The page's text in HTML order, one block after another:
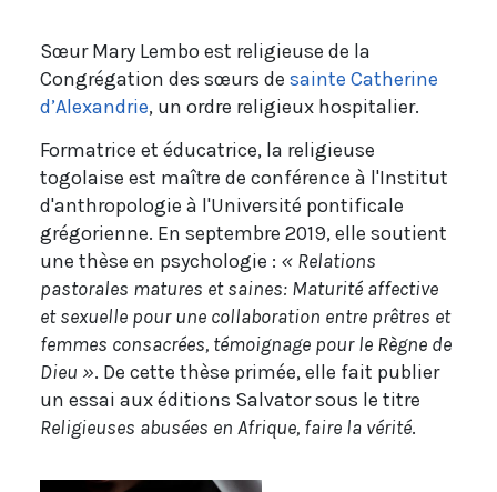
Sœur Mary Lembo est religieuse de la
Congrégation des sœurs de sainte Catherine
d’Alexandrie, un ordre religieux hospitalier.
Formatrice et éducatrice, la religieuse
togolaise est maître de conférence à l'Institut
d'anthropologie à l'Université pontificale
grégorienne. En septembre 2019, elle soutient
une thèse en psychologie : « Relations
pastorales matures et saines: Maturité affective
et sexuelle pour une collaboration entre prêtres et
femmes consacrées, témoignage pour le Règne de
Dieu ». De cette thèse primée, elle fait publier
un essai aux éditions Salvator sous le titre
Religieuses abusées en Afrique, faire la vérité.